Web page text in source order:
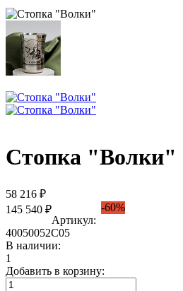
Стопка "Волки"
58 216 ₽
145 540 ₽
-60%
Артикул:
40050052С05
В наличии:
1
Добавить в корзину: